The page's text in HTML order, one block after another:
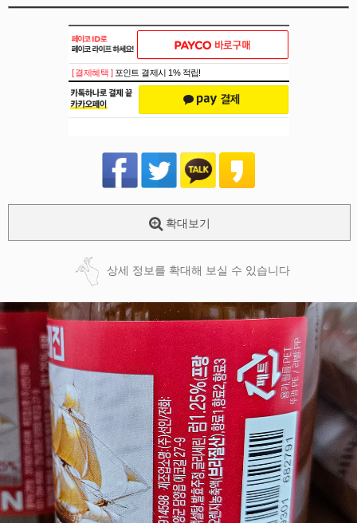
페이코 ID로
PAYCO 바로
[ 결제혜택 ] 포인트 결제시 1% 적립!
확대보기
상세 정보를 확대해 보실 수 있습니다